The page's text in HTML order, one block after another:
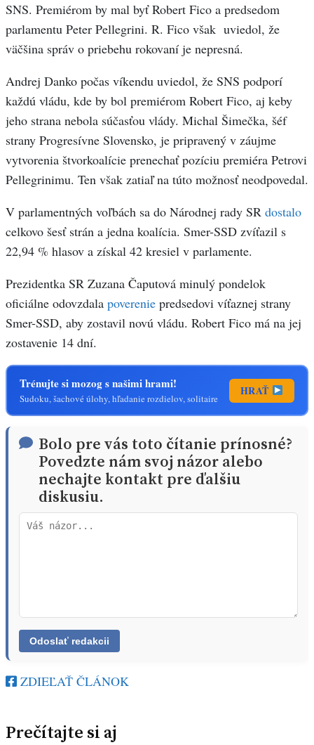
SNS. Premiérom by mal byť Robert Fico a predsedom
parlamentu Peter Pellegrini. R. Fico však uviedol, že
väčšina správ o priebehu rokovaní je nepresná.
Andrej Danko počas víkendu uviedol, že SNS podporí
každú vládu, kde by bol premiérom Robert Fico, aj keby
jeho strana nebola súčasťou vlády. Michal Šimečka, šéf
strany Progresívne Slovensko, je pripravený v záujme
vytvorenia štvorkoalície prenechať pozíciu premiéra Petrovi
Pellegrinimu. Ten však zatiaľ na túto možnosť neodpovedal.
V parlamentných voľbách sa do Národnej rady SR dostalo
celkovo šesť strán a jedna koalícia. Smer-SSD zvíťazil s
22,94 % hlasov a získal 42 kresiel v parlamente.
Prezidentka SR Zuzana Čaputová minulý pondelok
oficiálne odovzdala poverenie predsedovi víťaznej strany
Smer-SSD, aby zostavil novú vládu. Robert Fico má na jej
zostavenie 14 dní.
Trénujte si mozog s našimi hrami!
Sudoku, šachové úlohy, hľadanie rozdielov, solitaire
HRAŤ
Bolo pre vás toto čítanie prínosné?
Povedzte nám svoj názor alebo
nechajte kontakt pre ďalšiu
diskusiu.
ZDIEĽAŤ ČLÁNOK
Prečítajte si aj